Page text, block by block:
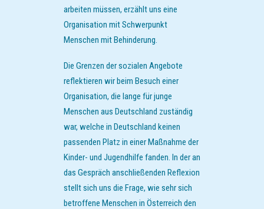
arbeiten müssen, erzählt uns eine
Organisation mit Schwerpunkt
Menschen mit Behinderung.
Die Grenzen der sozialen Angebote
reflektieren wir beim Besuch einer
Organisation, die lange für junge
Menschen aus Deutschland zuständig
war, welche in Deutschland keinen
passenden Platz in einer Maßnahme der
Kinder- und Jugendhilfe fanden. In der an
das Gespräch anschließenden Reflexion
stellt sich uns die Frage, wie sehr sich
betroffene Menschen in Österreich den